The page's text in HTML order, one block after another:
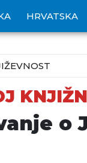
HRVATSKA
o